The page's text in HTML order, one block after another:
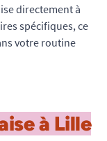
directement à
spécifiques, ce
votre routine
à Lille